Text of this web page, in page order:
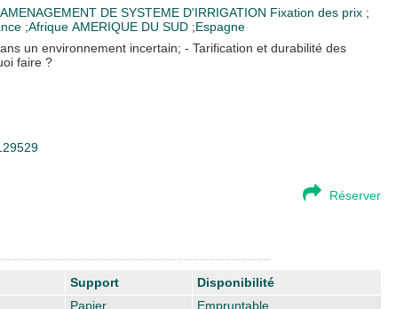
AMENAGEMENT DE SYSTEME D'IRRIGATION Fixation des prix ;
;Afrique AMERIQUE DU SUD ;Espagne
un environnement incertain; - Tarification et durabilité des
faire ?
Réserver
Support
Disponibilité
Papier Empruntable